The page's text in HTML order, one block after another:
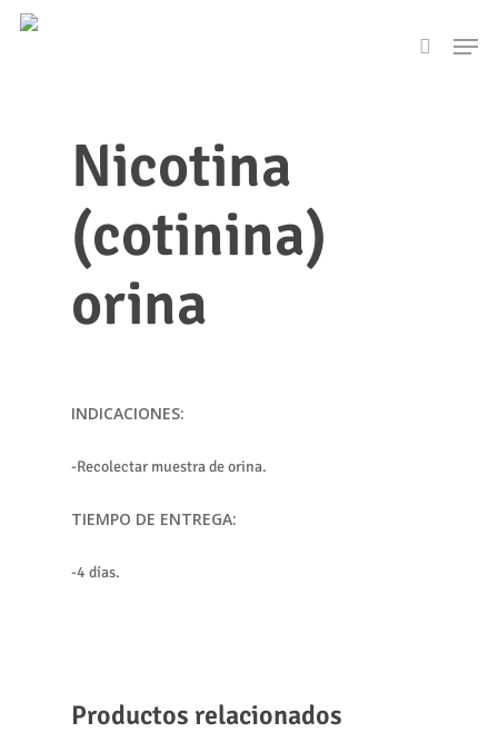
Skip
search
Nicotina
(cotinina)
orina
INDICACIONES:
-Recolectar muestra de orina.
TIEMPO DE ENTREGA:
-4 días.
Productos relacionados